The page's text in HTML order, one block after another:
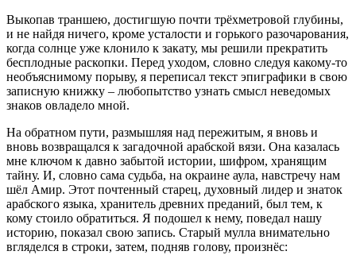
Выкопав траншею, достигшую почти трёхметровой глубины,
и не найдя ничего, кроме усталости и горького разочарования,
когда солнце уже клонило к закату, мы решили прекратить
бесплодные раскопки. Перед уходом, словно следуя какому-то
необъяснимому порыву, я переписал текст эпиграфики в свою
записную книжку – любопытство узнать смысл неведомых
знаков овладело мной.
На обратном пути, размышляя над пережитым, я вновь и
вновь возвращался к загадочной арабской вязи. Она казалась
мне ключом к давно забытой истории, шифром, хранящим
тайну. И, словно сама судьба, на окраине аула, навстречу нам
шёл Амир. Этот почтенный старец, духовный лидер и знаток
арабского языка, хранитель древних преданий, был тем, к
кому стоило обратиться. Я подошел к нему, поведал нашу
историю, показал свою запись. Старый мулла внимательно
вгляделся в строки, затем, подняв голову, произнёс: